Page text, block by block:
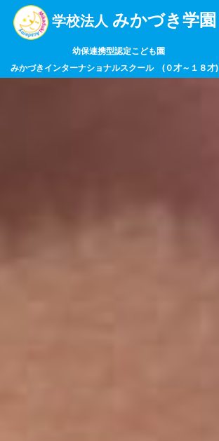
学校法人 みかづき学園
幼保連携型認定こども園
みかづきインターナショナルスクール (０才～１８才)